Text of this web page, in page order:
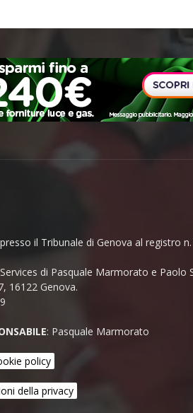
il Tribunale di Genova al registro
Services di Pasquale Marmorato e Paolo
16122 Genova.
: Pasquale Marmorato
policy
della privacy